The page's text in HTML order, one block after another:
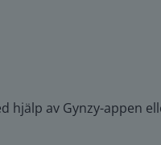
hjälp av Gynzy-appen